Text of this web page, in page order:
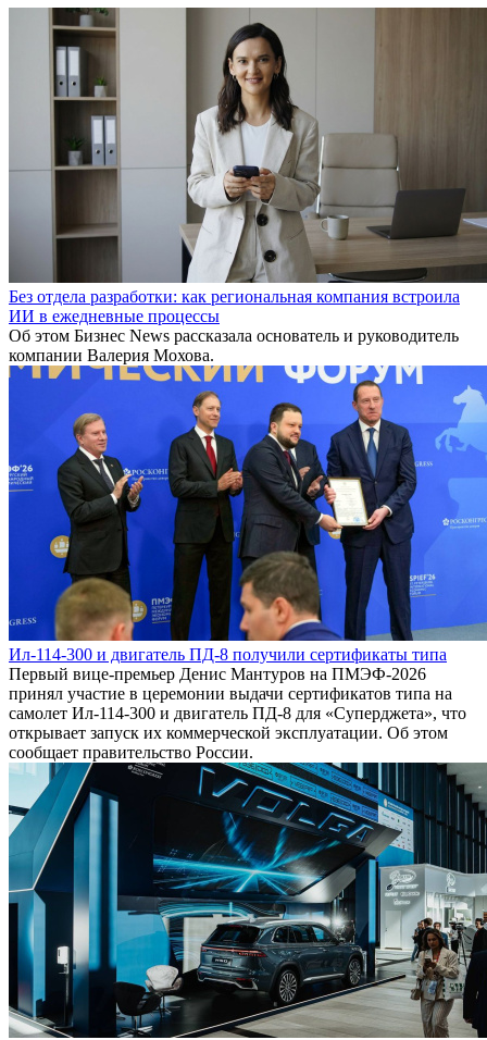
Без отдела разработки: как региональная компания встроила
ИИ в ежедневные процессы
Об этом Бизнес News рассказала основатель и руководитель
компании Валерия Мохова.
Ил-114-300 и двигатель ПД-8 получили сертификаты типа
Первый вице-премьер Денис Мантуров на ПМЭФ-2026
принял участие в церемонии выдачи сертификатов типа на
самолет Ил-114-300 и двигатель ПД-8 для «Суперджета», что
открывает запуск их коммерческой эксплуатации. Об этом
сообщает правительство России.